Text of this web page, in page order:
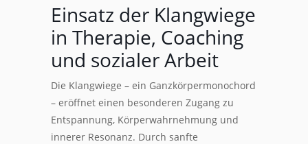
Einsatz der Klangwiege
in Therapie, Coaching
und sozialer Arbeit
Die Klangwiege – ein Ganzkörpermonochord
– eröffnet einen besonderen Zugang zu
Entspannung, Körperwahrnehmung und
innerer Resonanz. Durch sanfte